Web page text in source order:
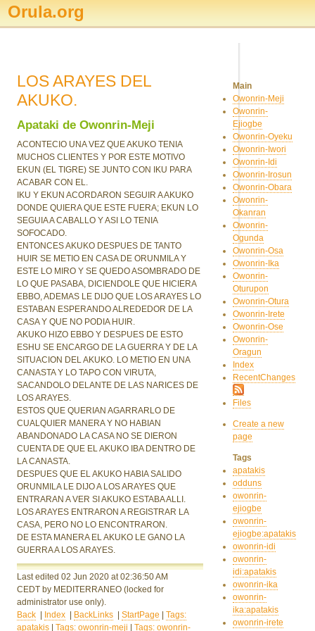
Orula.org
LOS ARAYES DEL
AKUKO.
Apataki de Owonrin-Meji
ACONTECIO UNA VEZ QUE AKUKO TENIA
MUCHOS CLIENTES Y POR ESTE MOTIVO
EKUN (EL TIGRE) SE JUNTO CON IKU PARA
ACABAR CON EL.
IKU Y EKUN ACORDARON SEGUIR A AKUKO
DONDE QUIERA QUE ESTE FUERA; EKUN LO
SEGUIA A CABALLO Y ASI LO TENIA
SOFOCADO.
ENTONCES AKUKO DESPUES DE TANTO
HUIR SE METIO EN CASA DE ORUNMILA Y
ESTE LO MIRO Y SE QUEDO ASOMBRADO DE
LO QUE PASABA, DICIENDOLE QUE HICIERA
EBBO, ADEMAS LE DIJO QUE LOS ARAYES LO
ESTABAN ESPERANDO ALREDEDOR DE LA
CASA Y QUE NO PODIA HUIR.
AKUKO HIZO EBBO Y DESPUES DE ESTO
ESHU SE ENCARGO DE LA GUERRA Y DE LA
SITUACION DEL AKUKO. LO METIO EN UNA
CANASTA Y LO TAPO CON VIRUTA,
SACANDOLO DELANTE DE LAS NARICES DE
LOS ARAYES.
ESTOS QUE QUERIAN AGARRARLO DE
CUALQUIER MANERA Y NO HABIAN
ABANDONADO LA CASA NO SE DIERON
CUENTA DE QUE EL AKUKO IBA DENTRO DE
LA CANASTA.
DESPUES QUE EL AKUKO HABIA SALIDO
ORUNMILA LE DIJO A LOS ARAYES QUE
ENTRARAN A VER SI AKUKO ESTABA ALLI.
LOS ARAYES ENTRARON A REGISTRAR LA
CASA, PERO NO LO ENCONTRARON.
DE ESTA MANERA EL AKUKO LE GANO LA
GUERRA A LOS ARAYES.
Last edited 02 Jun 2020at 02:36:50 AM
CEDTby MEDITERRANEO(locked for
administrator use only).
Back | Index | BackLinks |StartPage |Tags:
apatakis |Tags: owonrin-meji |Tags: owonrin-
Main
Owonrin-Meji
Owonrin-
Ejiogbe
Owonrin-Oyeku
Owonrin-Iwori
Owonrin-Idi
Owonrin-Irosun
Owonrin-Obara
Owonrin-
Okanran
Owonrin-
Ogunda
Owonrin-Osa
Owonrin-Ika
Owonrin-
Oturupon
Owonrin-Otura
Owonrin-Irete
Owonrin-Ose
Owonrin-
Oragun
Index
RecentChanges
Files
Create a new
page
Tags
apatakis
odduns
owonrin-
ejiogbe
owonrin-
ejiogbe:apatakis
owonrin-idi
owonrin-
idi:apatakis
owonrin-ika
owonrin-
ika:apatakis
owonrin-irete